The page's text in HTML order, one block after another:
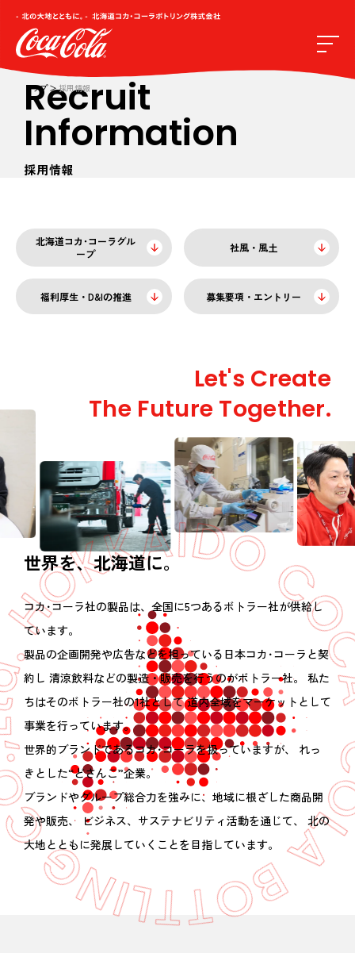
トップ 採用情報
Recruit
Information
採用情報
北海道コカ･コーラグル
ープ
社風・風土
福利厚生・D&Iの推進 募集要項・エントリー
Let's Create
The Future Together.
世界を、北海道に。
コカ･コーラ社の製品は、全国に5つあるボトラー社が供給し
ています。
製品の企画開発や広告などを担っている日本コカ･コーラと契
約し 清涼飲料などの製造・販売を行うのがボトラー社。
私た
ちはそのボトラー社の1社として道内全域をマーケットとして
事業を行っています。
世界的ブランドであるコカ･コーラを扱っていますが、
れっ
きとした“どさんこ”企業。
ブランドやグループ総合力を強みに、地域に根ざした商品開
発や販売、 ビジネス、サステナビリティ活動を通じて、
北の
大地とともに発展していくことを目指しています。